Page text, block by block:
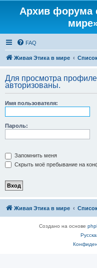
Архив форума
FAQ
Живая Этика в мире
Для просмотра
авторизованы.
Имя пользователя:
Пароль:
Запомнить меня
Скрыть моё пребывание на
Живая Этика в мире
Создано на основе